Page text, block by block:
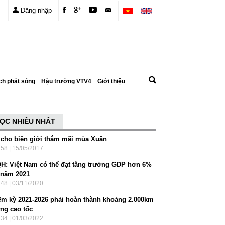
Đăng nhập
phát sóng Hậu trường VTV4 Giới thiệu
NHIỀU NHẤT
biên giới thắm mãi mùa Xuân
| 15/05/2017
Việt Nam có thể đạt tăng trưởng GDP hơn 6%
2021
| 03/11/2020
kỳ 2021-2026 phải hoàn thành khoảng 2.000km
cao tốc
| 01/03/2022